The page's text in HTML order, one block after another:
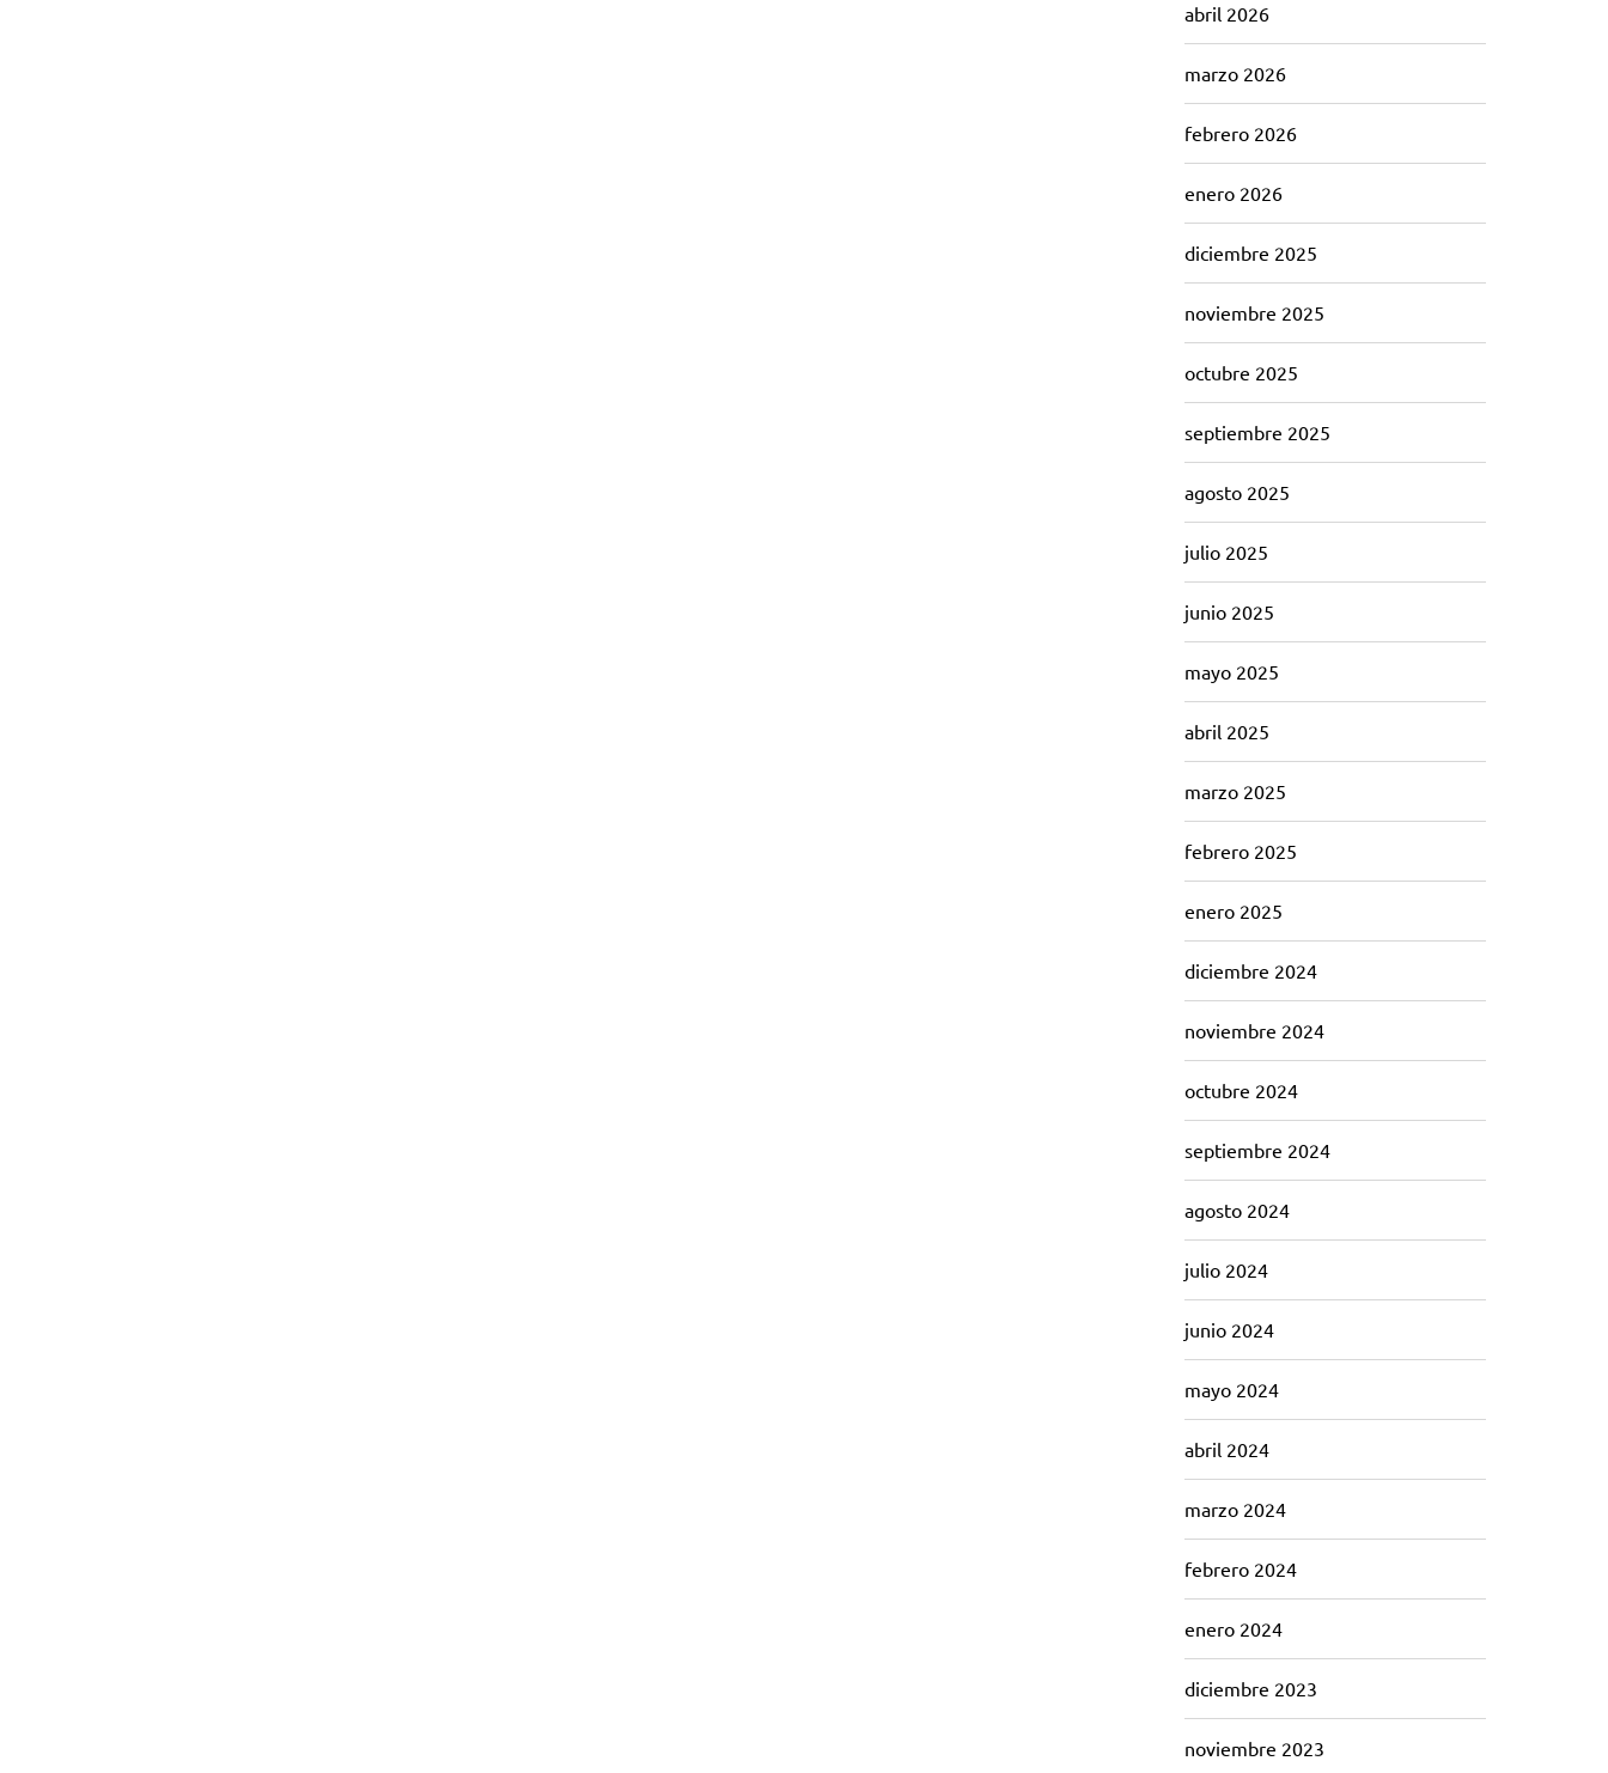
abril 2026
marzo 2026
febrero 2026
enero 2026
diciembre 2025
noviembre 2025
octubre 2025
septiembre 2025
agosto 2025
julio 2025
junio 2025
mayo 2025
abril 2025
marzo 2025
febrero 2025
enero 2025
diciembre 2024
noviembre 2024
octubre 2024
septiembre 2024
agosto 2024
julio 2024
junio 2024
mayo 2024
abril 2024
marzo 2024
febrero 2024
enero 2024
diciembre 2023
noviembre 2023